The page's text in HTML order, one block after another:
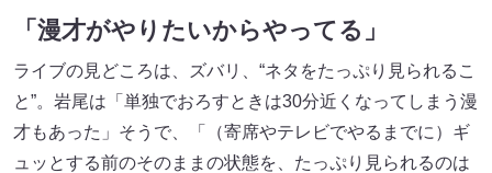
「漫才がやりたいからやってる」
ライブの見どころは、ズバリ、“ネタをたっぷり見られるこ
と”。岩尾は「単独でおろすときは30分近くなってしまう漫
才もあった」そうで、「（寄席やテレビでやるまでに）ギ
ュッとする前のそのままの状態を、たっぷり見られるのは